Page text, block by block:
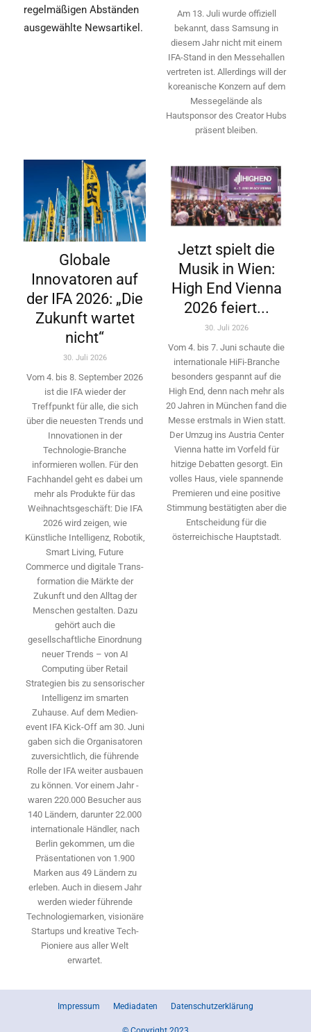
regelmäßigen Abständen
ausgewählte Newsartikel.
Am 13. Juli wurde offiziell
bekannt, dass Samsung in
diesem Jahr nicht mit einem
IFA-Stand in den Messehallen
vertreten ist. Allerdings will ­der
koreanische Konzern auf dem
Messegelände als
Hautsponsor des Creator Hubs
präsent bleiben.
Globale
Innovatoren auf
der IFA 2026: „Die
Zukunft wartet
nicht“
30. Juli 2026
Vom 4. bis 8. September 2026
ist die IFA wieder der
Treffpunkt für alle, die sich
über die neuesten Trends und
Innovationen in der
Technologie-­Branche
informieren wollen. Für den
Fachhandel geht es dabei um
mehr als Produkte für das
Weihnachtsgeschäft: Die IFA
2026 wird ­zeigen, wie
Künstliche Intelligenz, Robotik,
Smart Living, Future
Commerce und digitale Trans­
formation die Märkte der
Zukunft und den Alltag der
Menschen gestalten. Dazu
gehört auch die
gesellschaftliche Einordnung
neuer Trends – von AI
Computing über Retail
Strategien bis zu sensorischer
Intelligenz im smarten
Zuhause. Auf dem Medien­
event IFA Kick-Off am 30. Juni
gaben sich die Organisatoren
zuversichtlich, die führende
Rolle der IFA weiter ausbauen
zu können. Vor einem Jahr ­
waren 220.000 Besucher aus
140 ­Ländern, ­darunter 22.000
internationale Händler, nach
Berlin gekommen, um die
Präsen­tationen von 1.900
Marken aus 49 Ländern zu
erleben. Auch in diesem Jahr
werden wieder führende
Technologiemarken, visionäre
Startups und ­kreative Tech-
Pioniere aus aller Welt
erwartet.
Jetzt spielt die
Musik in Wien:
High End Vienna
2026 feiert...
30. Juli 2026
Vom 4. bis 7. Juni schaute die
internationale HiFi-Branche
besonders gespannt auf die
High End, denn nach mehr als
20 Jahren in München fand die
Messe erstmals in Wien statt.
Der Umzug ins Austria Center
Vienna hatte im Vorfeld für
hitzige Debatten gesorgt. Ein
volles Haus, viele spannende
Premieren und eine positive
Stimmung bestätigten aber die
Entscheidung für die
österreichische Hauptstadt.
Impressum Mediadaten Datenschutzerklärung